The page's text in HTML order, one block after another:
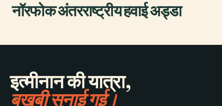
नॉरफोक अंतरराष्ट्रीय हवाई अड्डा
इत्मीनान की यात्रा,
बखूबी सुनाई गई।